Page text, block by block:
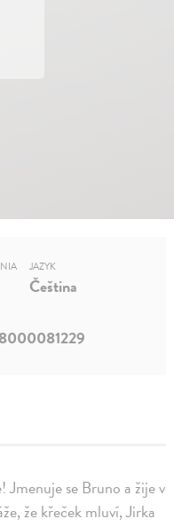
se Bruno a žije v
že křeček mluví, Jirka
JAZYK
Čeština